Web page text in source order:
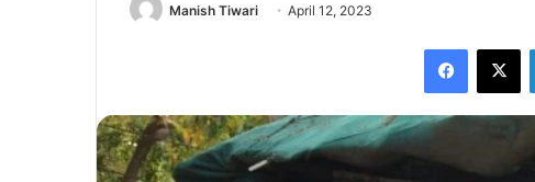
Manish Tiwari April 12, 2023
Facebook
X